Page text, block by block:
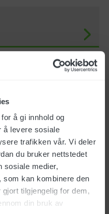
å gi innhold og
å levere sosiale
trafikken vår. Vi deler
du bruker nettstedet
sosiale medier,
som kan kombinere den
tilgjengelig for dem,
din bruk av
300